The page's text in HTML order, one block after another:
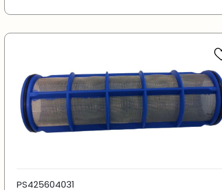
PS425604031